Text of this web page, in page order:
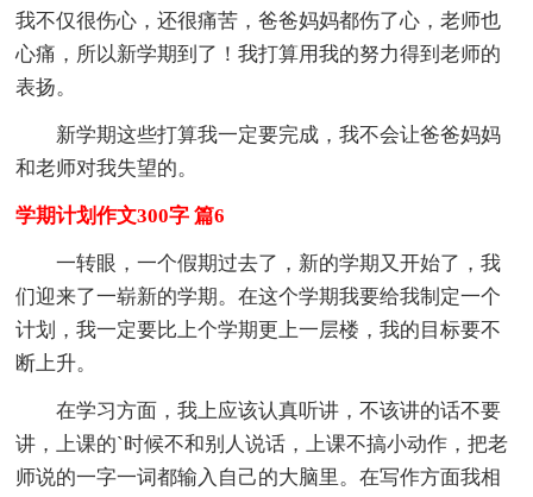
我不仅很伤心，还很痛苦，爸爸妈妈都伤了心，老师也
心痛，所以新学期到了！我打算用我的努力得到老师的
表扬。
新学期这些打算我一定要完成，我不会让爸爸妈妈
和老师对我失望的。
学期计划作文300字 篇6
一转眼，一个假期过去了，新的学期又开始了，我
们迎来了一崭新的学期。在这个学期我要给我制定一个
计划，我一定要比上个学期更上一层楼，我的目标要不
断上升。
在学习方面，我上应该认真听讲，不该讲的话不要
讲，上课的`时候不和别人说话，上课不搞小动作，把老
师说的一字一词都输入自己的大脑里。在写作方面我相